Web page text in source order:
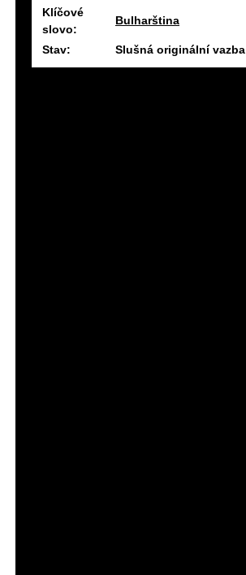
Klíčové
slovo:
Bulharština
Stav: Slušná originální vazba